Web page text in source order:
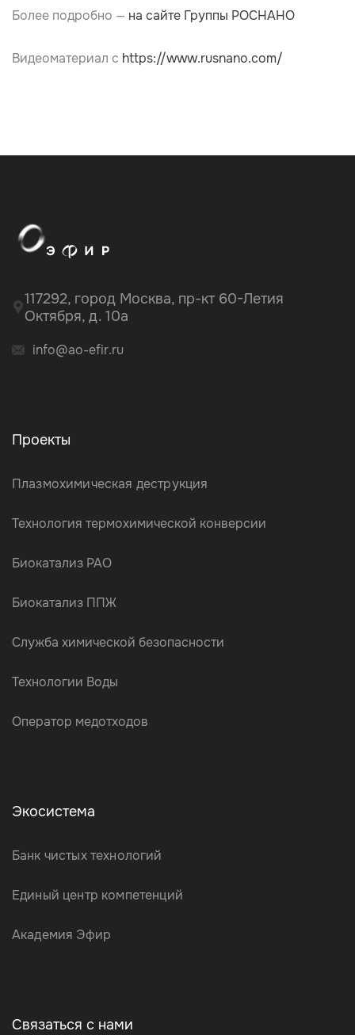
Более подробно — на сайте Группы РОСНАНО
Видеоматериал с https://www.rusnano.com/
117292, город Москва, пр-кт 60-Летия
Октября, д. 10а
info@ao-efir.ru
Проекты
Плазмохимическая деструкция
Технология термохимической конверсии
Биокатализ РАО
Биокатализ ППЖ
Служба химической безопасности
Технологии Воды
Оператор медотходов
Экосистема
Банк чистых технологий
Единый центр компетенций
Академия Эфир
Связаться с нами